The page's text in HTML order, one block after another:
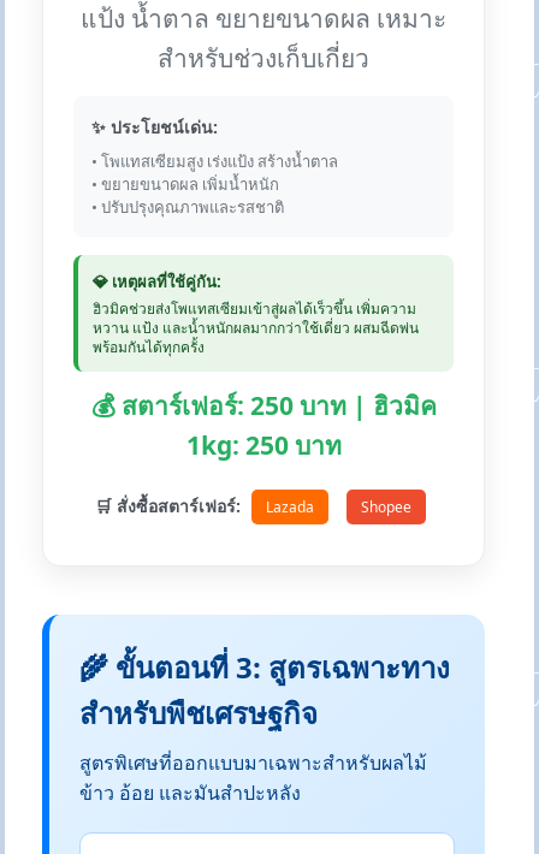
แป้ง น้ำตาล ขยายขนาดผล เหมาะ
สำหรับช่วงเก็บเกี่ยว
✨ ประโยชน์เด่น:
• โพแทสเซียมสูง เร่งแป้ง สร้างน้ำตาล
• ขยายขนาดผล เพิ่มน้ำหนัก
• ปรับปรุงคุณภาพและรสชาติ
💎 เหตุผลที่ใช้คู่กัน:
ฮิวมิคช่วยส่งโพแทสเซียมเข้าสู่ผลได้เร็วขึ้น เพิ่มความ
หวาน แป้ง และน้ำหนักผลมากกว่าใช้เดี่ยว ผสมฉีดพ่น
พร้อมกันได้ทุกครั้ง
💰 สตาร์เฟอร์: 250 บาท | ฮิวมิค
1kg: 250 บาท
🛒 สั่งซื้อสตาร์เฟอร์: Lazada Shopee
🌾 ขั้นตอนที่ 3: สูตรเฉพาะทาง
สำหรับพืชเศรษฐกิจ
สูตรพิเศษที่ออกแบบมาเฉพาะสำหรับผลไม้
ข้าว อ้อย และมันสำปะหลัง